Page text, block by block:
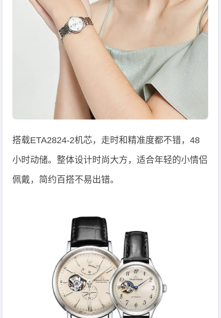
搭载ETA2824-2机芯，走时和精准度都不错，48
小时动储。整体设计时尚大方，适合年轻的小情侣
佩戴，简约百搭不易出错。